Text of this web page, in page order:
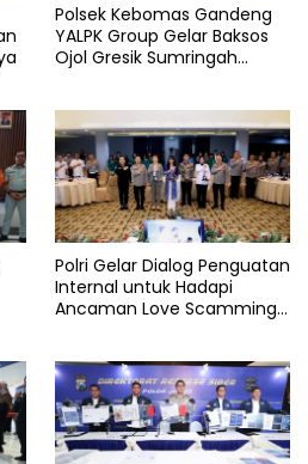
Polsek Kebomas Gandeng
YALPK Group Gelar Baksos
Ojol Gresik Sumringah
Polri Gelar Dialog Penguatan
Internal untuk Hadapi
Ancaman Love Scamming